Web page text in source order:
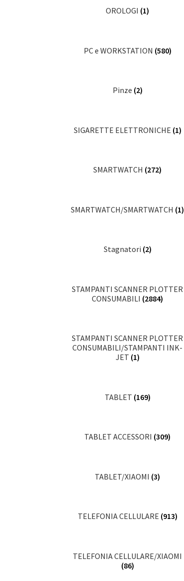
OROLOGI (1)
PC e WORKSTATION (580)
Pinze (2)
SIGARETTE ELETTRONICHE (1)
SMARTWATCH (272)
SMARTWATCH/SMARTWATCH (1)
Stagnatori (2)
STAMPANTI SCANNER PLOTTER
CONSUMABILI (2884)
STAMPANTI SCANNER PLOTTER
CONSUMABILI/STAMPANTI INK-
JET (1)
TABLET (169)
TABLET ACCESSORI (309)
TABLET/XIAOMI (3)
TELEFONIA CELLULARE (913)
TELEFONIA CELLULARE/XIAOMI
(86)